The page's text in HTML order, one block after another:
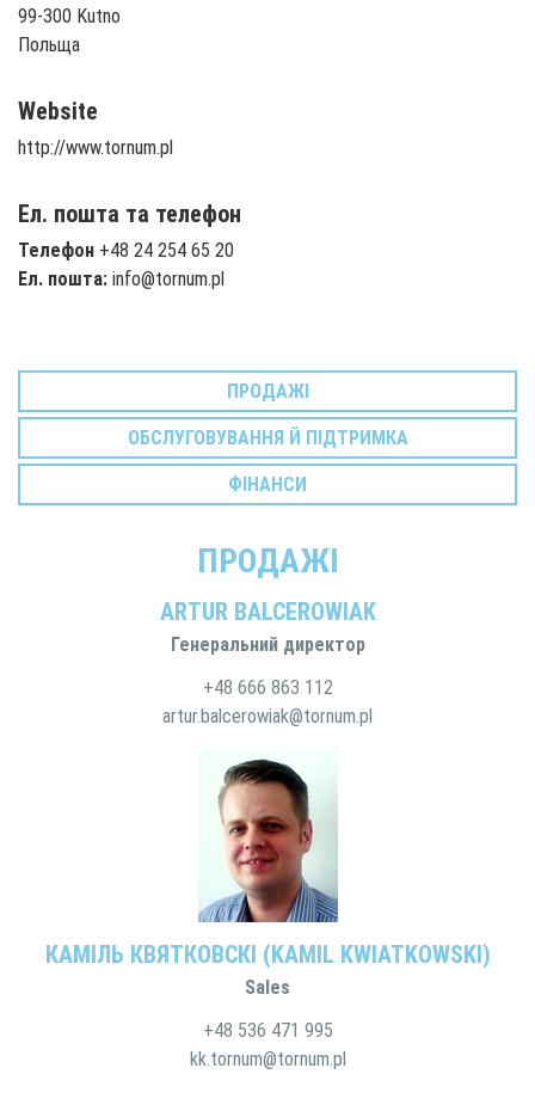
99-300 Kutno
Польща
Website
http://www.tornum.pl
Ел. пошта та телефон
Телефон +48 24 254 65 20
Ел. пошта: info@tornum.pl
ПРОДАЖІ
ОБСЛУГОВУВАННЯ Й ПІДТРИМКА
ФІНАНСИ
ПРОДАЖІ
ARTUR BALCEROWIAK
Генеральний директор
+48 666 863 112
artur.balcerowiak@tornum.pl
КАМІЛЬ КВЯТКОВСКІ (KAMIL KWIATKOWSKI)
Sales
+48 536 471 995
kk.tornum@tornum.pl